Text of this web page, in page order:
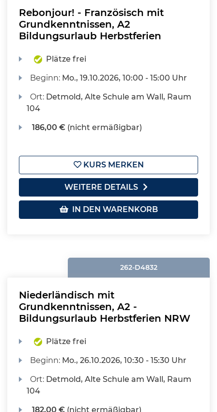
Rebonjour! - Französisch mit
Grundkenntnissen, A2
Bildungsurlaub Herbstferien
Plätze frei
Beginn: Mo., 19.10.2026, 10:00 - 15:00 Uhr
Ort: Detmold, Alte Schule am Wall, Raum
104
186,00 € (nicht ermäßigbar)
KURS MERKEN
WEITERE DETAILS
IN DEN WARENKORB
262-D4832
Niederländisch mit
Grundkenntnissen, A2 -
Bildungsurlaub Herbstferien NRW
Plätze frei
Beginn: Mo., 26.10.2026, 10:30 - 15:30 Uhr
Ort: Detmold, Alte Schule am Wall, Raum
104
182,00 € (nicht ermäßigbar)